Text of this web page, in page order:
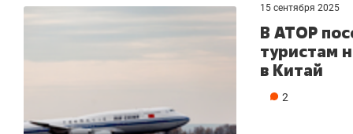
15 сентября 2025
В АТОР
туристам
в Китай
2